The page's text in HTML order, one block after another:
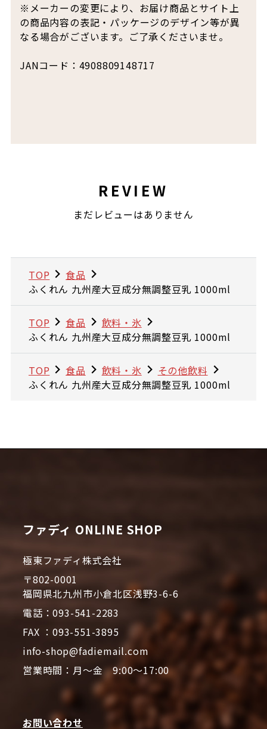
※メーカーの変更により、お届け商品とサイト上
の商品内容の表記・パッケージのデザイン等が異
なる場合がございます。ご了承くださいませ。
JANコード：4908809148717
REVIEW
まだレビューはありません
TOP
食品
ふくれん 九州産大豆成分無調整豆乳 1000ml
TOP 食品
飲料・氷
ふくれん 九州産大豆成分無調整豆乳 1000ml
TOP 食品 飲料・氷
その他飲料
ふくれん 九州産大豆成分無調整豆乳 1000ml
ファディ ONLINE SHOP
極東ファディ株式会社
〒802-0001
福岡県北九州市小倉北区浅野3-6-6
電話：093-541-2283
FAX ：093-551-3895
info-shop@fadiemail.com
営業時間：月～金 9:00～17:00
お問い合わせ